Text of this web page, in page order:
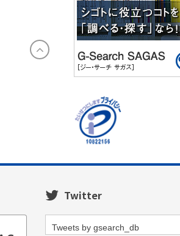
Twitter
Tweets by gsearch_db